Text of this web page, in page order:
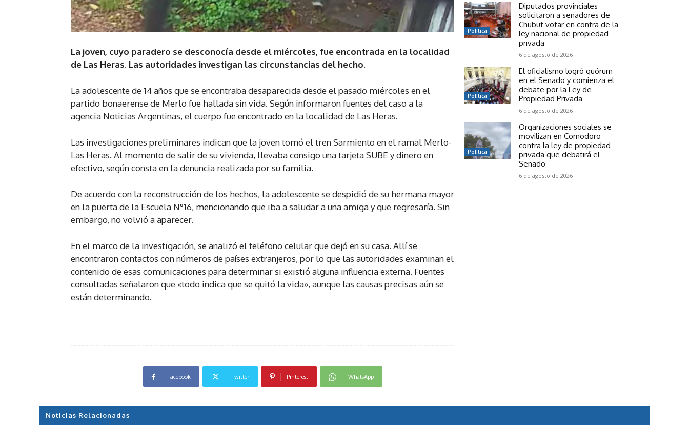
La joven, cuyo paradero se desconocía desde el miércoles, fue encontrada en la localidad
de Las Heras. Las autoridades investigan las circunstancias del hecho.
La adolescente de 14 años que se encontraba desaparecida desde el pasado miércoles en el
partido bonaerense de Merlo fue hallada sin vida. Según informaron fuentes del caso a la
agencia Noticias Argentinas, el cuerpo fue encontrado en la localidad de Las Heras.
Las investigaciones preliminares indican que la joven tomó el tren Sarmiento en el ramal Merlo-
Las Heras. Al momento de salir de su vivienda, llevaba consigo una tarjeta SUBE y dinero en
efectivo, según consta en la denuncia realizada por su familia.
De acuerdo con la reconstrucción de los hechos, la adolescente se despidió de su hermana mayor
en la puerta de la Escuela N°16, mencionando que iba a saludar a una amiga y que regresaría. Sin
embargo, no volvió a aparecer.
En el marco de la investigación, se analizó el teléfono celular que dejó en su casa. Allí se
encontraron contactos con números de países extranjeros, por lo que las autoridades examinan el
contenido de esas comunicaciones para determinar si existió alguna influencia externa. Fuentes
consultadas señalaron que «todo indica que se quitó la vida», aunque las causas precisas aún se
están determinando.
Facebook Twitter Pinterest WhatsApp
Política
Diputados provinciales
solicitaron a senadores de
Chubut votar en contra de la
ley nacional de propiedad
privada
6 de agosto de 2026
Política
El oficialismo logró quórum
en el Senado y comienza el
debate por la Ley de
Propiedad Privada
6 de agosto de 2026
Política
Organizaciones sociales se
movilizan en Comodoro
contra la ley de propiedad
privada que debatirá el
Senado
6 de agosto de 2026
Noticias Relacionadas